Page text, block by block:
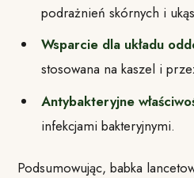
podrażnień skórnych i
Wsparcie dla układu
stosowana na kaszel i
Antybakteryjne
infekcjami bakteryjnymi.
Podsumowując, babka